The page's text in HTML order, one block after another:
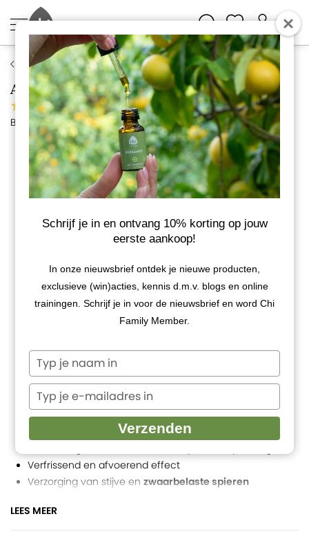
Vaderdag
Aromassage Cool Recovery
5 reviews
Bekijk meer van Aromassage
Verfrissend en afvoerend effect
Verzorging van stijve en zwaarbelaste spieren
Een basis van
LEES MEER
Schrijf je in en ontvang 10% korting op jouw
eerste aankoop!
In onze nieuwsbrief ontdek je nieuwe producten,
exclusieve (win)acties, kennis d.m.v. blogs en online
trainingen. Schrijf je in voor de nieuwsbrief en word Chi
Family Member.
Typ
je
naam
Typ
je
e-
mailadres
Verzenden